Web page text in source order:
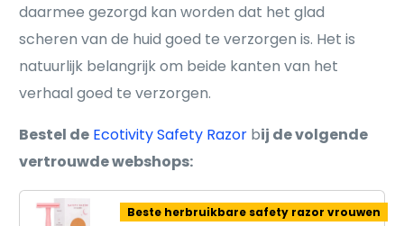
daarmee gezorgd kan worden dat het glad
scheren van de huid goed te verzorgen is. Het is
natuurlijk belangrijk om beide kanten van het
verhaal goed te verzorgen.
Bestel de Ecotivity Safety Razor bij de volgende
vertrouwde webshops:
Beste herbruikbare safety razor vrouwen